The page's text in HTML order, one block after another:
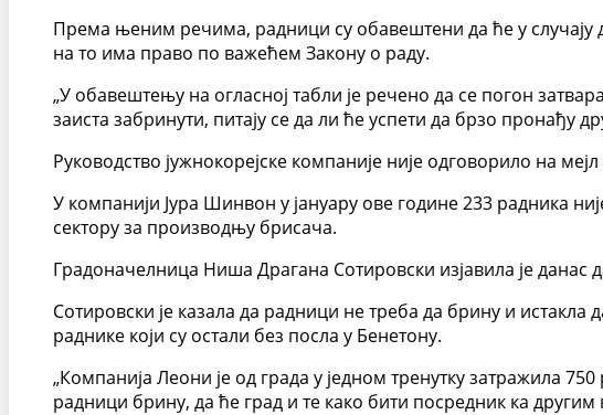
Према њеним речима, радници су обавештени да ће у случају
на то има право по важећем Закону о раду.
„У обавештењу на огласној табли је речено да се погон
заиста забринути, питају се да ли ће успети да брзо пронађу
Руководство јужнокорејске компаније није одговорило на
У компанији Јура Шинвон у јануару ове године 233 радника
сектору за производњу брисача.
Градоначелница Ниша Драгана Сотировски изјавила је
Сотировски је казала да радници не треба да брину и истакла
раднике који су остали без посла у Бенетону.
„Компанија Леони је од града у једном тренутку затражила
радници брину, да ће град и те како бити посредник ка